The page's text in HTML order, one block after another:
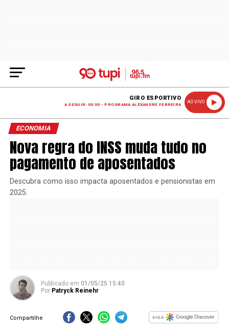
GIRO ESPORTIVO
A SEGUIR: 00:00 - PROGRAMA ALEXANDRE FERREIRA
AO VIVO
ECONOMIA
Nova regra do INSS muda tudo no
pagamento de aposentados
Descubra como isso impacta aposentados e pensionistas em
2025.
Publicado em 01/05/25 15:40
Por Patryck Reinehr
Compartilhe